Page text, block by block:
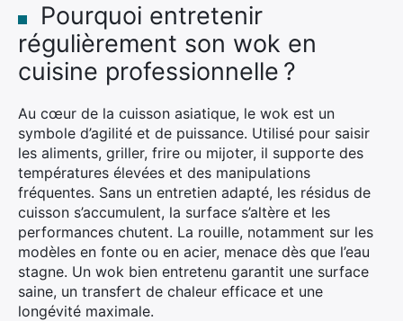
Pourquoi entretenir
régulièrement son wok en
cuisine professionnelle ?
Au cœur de la cuisson asiatique, le wok est un
symbole d’agilité et de puissance. Utilisé pour saisir
les aliments, griller, frire ou mijoter, il supporte des
températures élevées et des manipulations
fréquentes. Sans un entretien adapté, les résidus de
cuisson s’accumulent, la surface s’altère et les
performances chutent. La rouille, notamment sur les
modèles en fonte ou en acier, menace dès que l’eau
stagne. Un wok bien entretenu garantit une surface
saine, un transfert de chaleur efficace et une
longévité maximale.